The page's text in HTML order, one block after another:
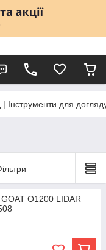
| Інструменти для
GOAT O1200 LIDAR